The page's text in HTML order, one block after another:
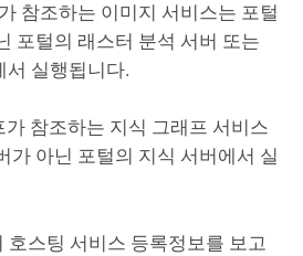
참조하는 이미지 서비스는 포털
포털의 래스터 분석 서버 또는
서 실행됩니다.
참조하는 지식 그래프 서비스
가 아닌 포털의 지식 서버에서 실
호스팅 서비스 등록정보를 보고